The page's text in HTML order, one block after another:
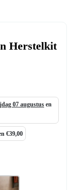
Herstelkit
07 augustus en
€39,00